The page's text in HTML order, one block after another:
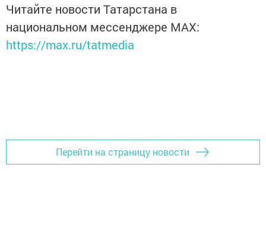
Читайте новости Татарстана в
национальном мессенджере MАХ:
https://max.ru/tatmedia
Перейти на страницу новости